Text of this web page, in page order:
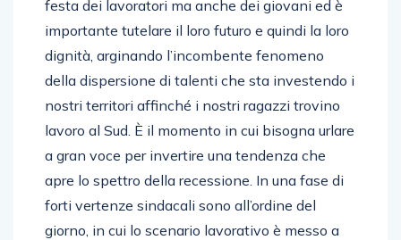
festa dei lavoratori ma anche dei giovani ed è
importante tutelare il loro futuro e quindi la loro
dignità, arginando l’incombente fenomeno
della dispersione di talenti che sta investendo i
nostri territori affinché i nostri ragazzi trovino
lavoro al Sud. È il momento in cui bisogna urlare
a gran voce per invertire una tendenza che
apre lo spettro della recessione. In una fase di
forti vertenze sindacali sono all’ordine del
giorno, in cui lo scenario lavorativo è messo a